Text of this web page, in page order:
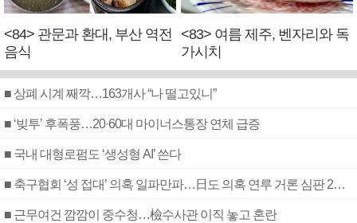
<84> 관문과 환대, 부산 역전
음식
<83> 여름 제주, 벤자리와 독
가시치
■ 상폐 시계 째깍…163개사 “나 떨고있니”
■ ‘빚투’ 후폭풍…20·60대 마이너스통장 연체 급증
■ 국내 대형로펌도 ‘생성형 AI’ 쓴다
■ 축구협회 ‘성 접대’ 의혹 일파만파…日도 의혹 연루 거론 심판 2명 조사
■ 근무여건 깜깜이 중수청…檢수사관 이직 놓고 혼란